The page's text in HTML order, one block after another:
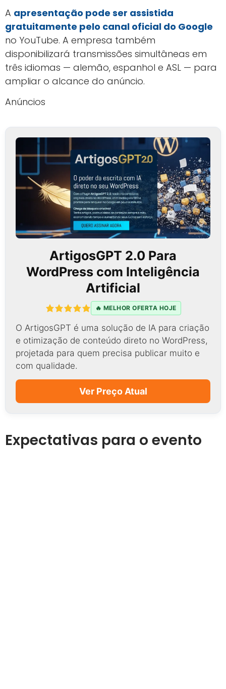
A apresentação pode ser assistida
gratuitamente pelo canal oficial do Google
no YouTube. A empresa também
disponibilizará transmissões simultâneas em
três idiomas — alemão, espanhol e ASL — para
ampliar o alcance do anúncio.
Anúncios
ArtigosGPT 2.0 Para
WordPress com Inteligência
Artificial
🔥 MELHOR OFERTA HOJE
O ArtigosGPT é uma solução de IA para criação
e otimização de conteúdo direto no WordPress,
projetada para quem precisa publicar muito e
com qualidade.
Ver Preço Atual
Expectativas para o evento